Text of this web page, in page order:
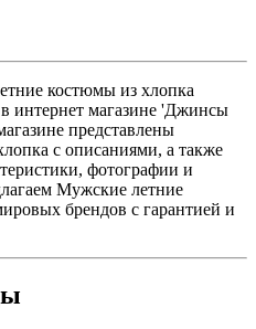
костюмы из хлопка
интернет магазине 'Джинсы
представлены
с описаниями, а также
фотографии и
Мужские летние
брендов с гарантией и